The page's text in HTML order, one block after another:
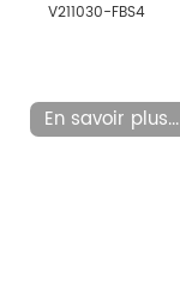
V211030-FBS4
En savoir plus...